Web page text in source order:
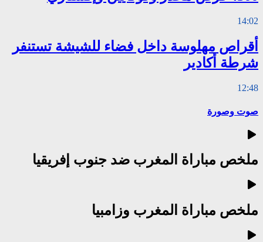
14:02
أقراص مهلوسة داخل فضاء للشيشة تستنفر
شرطة أكادير
12:48
صوت وصورة
ملخص مباراة المغرب ضد جنوب إفريقيا
ملخص مباراة المغرب وزامبيا